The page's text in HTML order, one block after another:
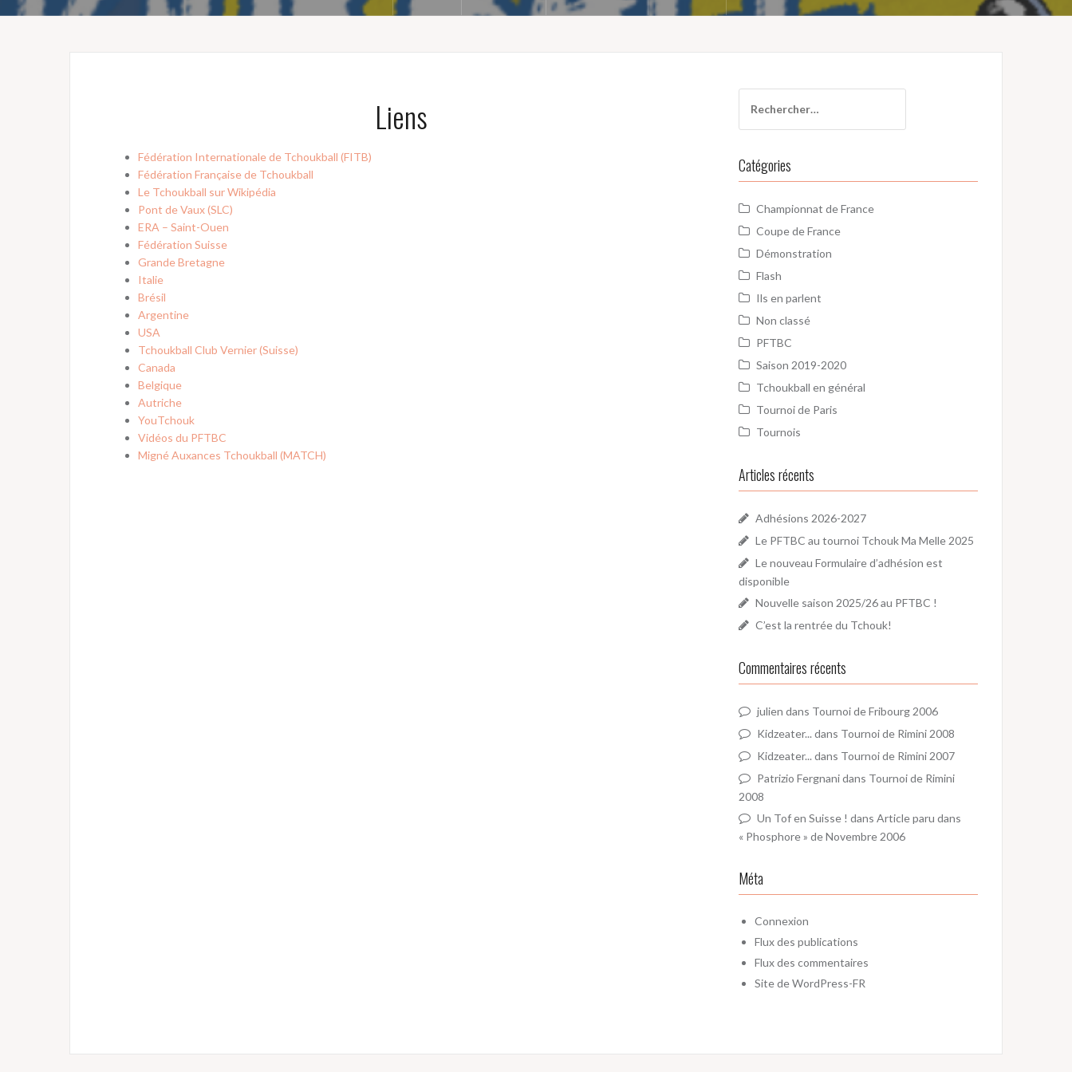
Liens
Fédération Internationale de Tchoukball (FITB)
Fédération Française de Tchoukball
Le Tchoukball sur Wikipédia
Pont de Vaux (SLC)
ERA – Saint-Ouen
Fédération Suisse
Grande Bretagne
Italie
Brésil
Argentine
USA
Tchoukball Club Vernier (Suisse)
Canada
Belgique
Autriche
YouTchouk
Vidéos du PFTBC
Migné Auxances Tchoukball (MATCH)
Catégories
Championnat de France
Coupe de France
Démonstration
Flash
Ils en parlent
Non classé
PFTBC
Saison 2019-2020
Tchoukball en général
Tournoi de Paris
Tournois
Articles récents
Adhésions 2026-2027
Le PFTBC au tournoi Tchouk Ma Melle 2025
Le nouveau Formulaire d’adhésion est
disponible
Nouvelle saison 2025/26 au PFTBC !
C’est la rentrée du Tchouk!
Commentaires récents
julien dans Tournoi de Fribourg 2006
Kidzeater... dans Tournoi de Rimini 2008
Kidzeater... dans Tournoi de Rimini 2007
Patrizio Fergnanidans Tournoi de Rimini
2008
Un Tof en Suisse ! dans Article paru dans
« Phosphore » de Novembre 2006
Méta
Connexion
Flux des publications
Flux des commentaires
Site de WordPress-FR